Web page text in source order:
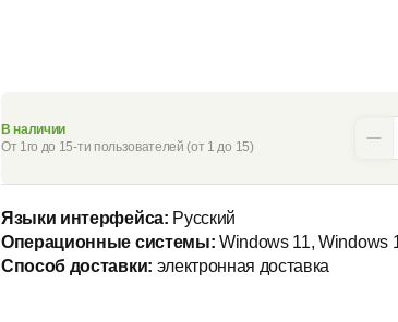
В наличии
От 1го до 15-ти пользователей (от 1 до 15)
Языки интерфейса: Русский
Операционные системы: Windows 11, Windows
Способ доставки: электронная доставка